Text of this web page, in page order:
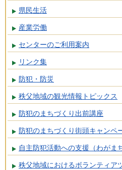
県民生活
産業労働
センターのご利用案内
リンク集
防犯・防災
秩父地域の観光情報トピックス
防犯のまちづくり出前講座
防犯のまちづくり街頭キャンペ
自主防犯活動への支援（わがま
秩父地域におけるボランティア